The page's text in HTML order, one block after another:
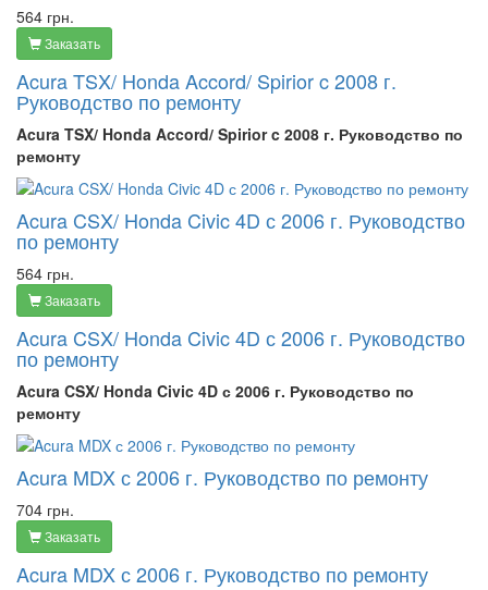
564 грн.
Заказать
Acura TSX/ Honda Accord/ Spirior c 2008 г.
Руководство по ремонту
Acura TSX/ Honda Accord/ Spirior c 2008 г. Руководство по
ремонту
Acura CSX/ Honda Civic 4D с 2006 г. Руководство
по ремонту
564 грн.
Заказать
Acura CSX/ Honda Civic 4D с 2006 г. Руководство
по ремонту
Acura CSX/ Honda Civic 4D с 2006 г. Руководство по
ремонту
Acura MDX с 2006 г. Руководство по ремонту
704 грн.
Заказать
Acura MDX с 2006 г. Руководство по ремонту